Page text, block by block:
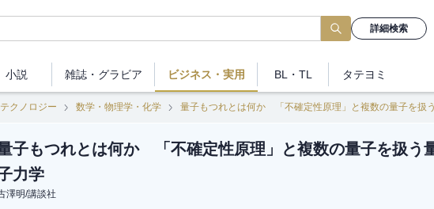
詳細検索
小説 雑誌・ グラビア ビジネス ・実用 BL・TL タテヨミ
クノロジー 数学・物理学・化学 量子もつれとは何か 「不確定性原理」と複数の量子を扱
子もつれとは何か 「不確定性原理」と複数の量子を扱う
力学
澤明/講談社